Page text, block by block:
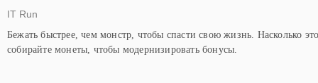
IT Run
Бежать быстрее, чем монстр, чтобы спасти свою жизнь. Насколько
собирайте монеты, чтобы модернизировать бонусы.